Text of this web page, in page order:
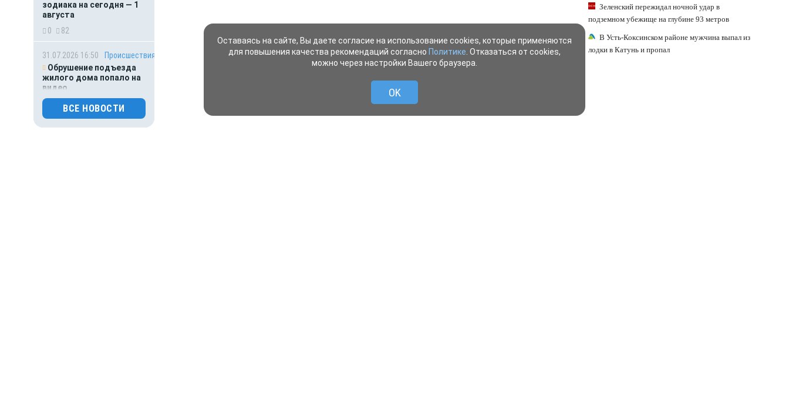
зодиака на сегодня — 1
августа
0
82
31.07.2026 16:50
Происшествия
Обрушение подъезда
жилого дома попало на
видео
94
31.07.2026 15:40
Происшествия
ВСЕ НОВОСТИ
Зеленский пережидал ночной удар в
подземном убежище на глубине 93 метров
В Усть-Коксинском районе мужчина выпал из
лодки в Катунь и пропал
Оставаясь на сайте, Вы даете согласие на использование cookies, которые применяются
для повышения качества рекомендаций согласно Политике . Отказаться от cookies,
можно через настройки Вашего браузера.
OK